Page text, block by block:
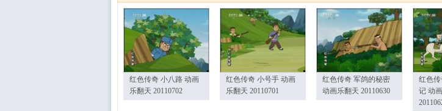
红色传奇 小八路 动画
乐翻天 20110702
红色传奇 小号手 动画
乐翻天 20110701
红色传奇 军鸽的秘密
动画乐翻天 20110630
红色
记 动